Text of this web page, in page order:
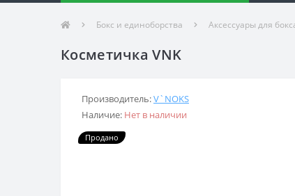
Бокс и единоборства Аксессуары для
Косметичка VNK
Производитель:V`NOKS
Наличие: Нет в наличии
Продано